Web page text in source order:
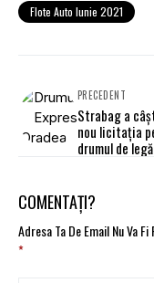
Flote Auto Iunie 2021
PRECEDENT
Strabag a
nou licitația
drumul de
COMENTAȚI?
Adresa Ta De Email Nu Va
*